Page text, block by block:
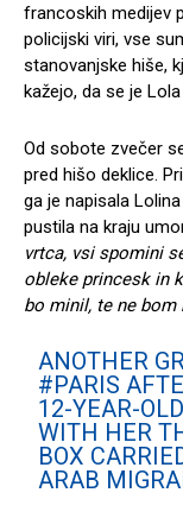
francoskih medijev
policijski viri, vse
stanovanjske hiše,
kažejo, da se je
Od sobote zvečer
pred hišo deklice.
ga je napisala
pustila na kraju
vrtca, vsi spomini
obleke princesk in
bo minil, te ne bom
ANOTHER
#PARIS
12-YEAR-
WITH HER
BOX
ARAB